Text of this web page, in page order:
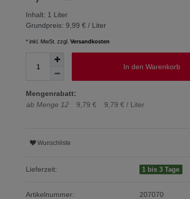
Inhalt: 1 Liter
Grundpreis: 9,99 € / Liter
* inkl. MwSt. zzgl. Versandkosten
In den Warenkorb
Mengenrabatt:
ab Menge 12
9,79 € 9,79 € / Liter
Wunschliste
Lieferzeit: 1 bis 3 Tage
Artikelnummer:
207070